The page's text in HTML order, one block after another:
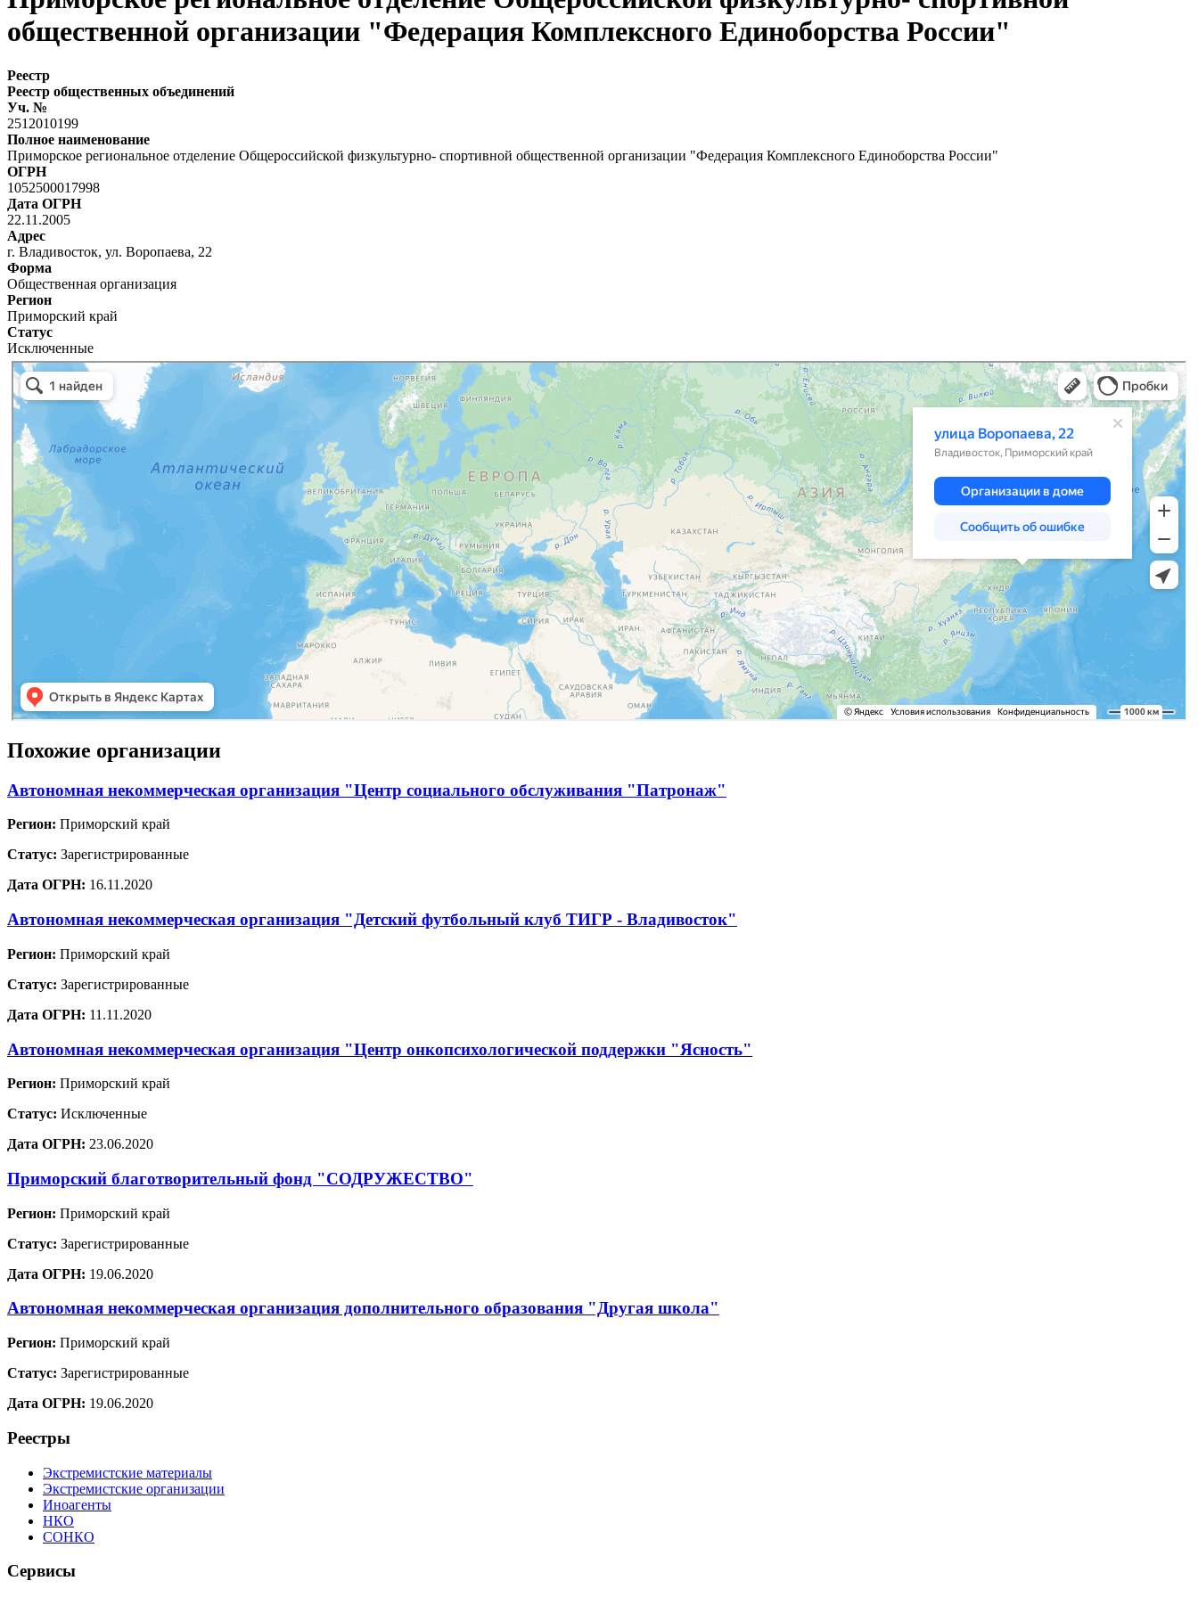
общественной организации "Федерация Комплексного Единоборства России"
Реестр
Реестр общественных объединений
Уч. №
2512010199
Полное наименование
Приморское региональное отделение Общероссийской физкультурно- спортивной общественной организации "Федерация Комплексного Единоборства России"
ОГРН
1052500017998
Дата ОГРН
22.11.2005
Адрес
г. Владивосток, ул. Воропаева, 22
Форма
Общественная организация
Регион
Приморский край
Статус
Исключенные
Похожие организации
Автономная некоммерческая организация "Центр социального обслуживания "Патронаж"
Регион: Приморский край
Статус: Зарегистрированные
Дата ОГРН: 16.11.2020
Автономная некоммерческая организация "Детский футбольный клуб ТИГР - Владивосток"
Регион: Приморский край
Статус: Зарегистрированные
Дата ОГРН: 11.11.2020
Автономная некоммерческая организация "Центр онкопсихологической поддержки "Ясность"
Регион: Приморский край
Статус: Исключенные
Дата ОГРН: 23.06.2020
Приморский благотворительный фонд "СОДРУЖЕСТВО"
Регион: Приморский край
Статус: Зарегистрированные
Дата ОГРН: 19.06.2020
Автономная некоммерческая организация дополнительного образования "Другая школа"
Регион: Приморский край
Статус: Зарегистрированные
Дата ОГРН: 19.06.2020
Реестры
Экстремистские материалы
Экстремистские организации
Иноагенты
НКО
СОНКО
Сервисы